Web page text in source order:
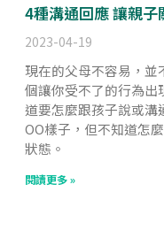
4種溝通回應 讓親子
2023-04-19
現在的父母不容易，並
個讓你受不了的行為出
道要怎麼跟孩子說或溝
OO樣子，但不知道怎
狀態。
閱讀更多 »